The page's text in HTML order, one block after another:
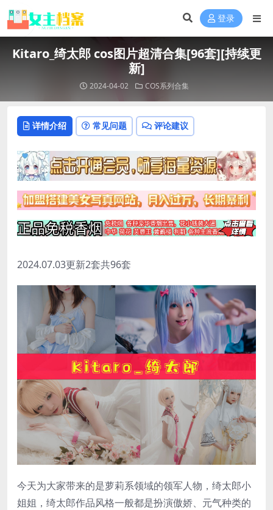
登录
Kitaro_绮太郎 cos图片超清合集[96套][持续更
新]
2024-04-02 COS系列合集
详情介绍 常见问题 评论建议
2024.07.03更新2套共96套
今天为大家带来的是萝莉系领域的领军人物，绮太郎小
姐姐，绮太郎作品风格一般都是扮演傲娇、元气种类的